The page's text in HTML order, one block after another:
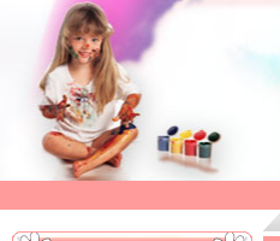
Оригами
|
Раскраски